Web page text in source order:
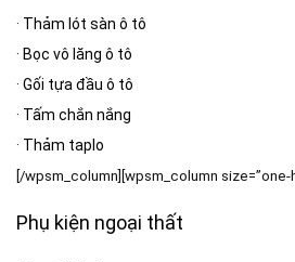
· Thảm lót sàn ô tô
· Bọc vô lăng ô tô
· Gối tựa đầu ô tô
· Tấm chắn nắng
· Thảm taplo
[/wpsm_column][wpsm_column size=”one-
Phụ kiện ngoại thất